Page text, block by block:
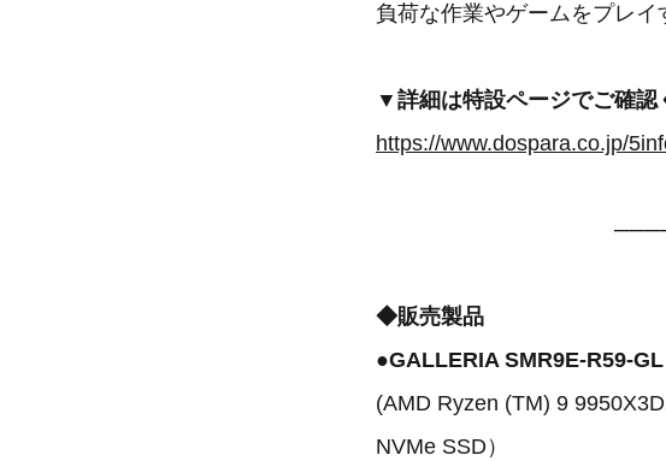
負荷な作業やゲームをプレイ
▼詳細は特設ページでご確認
https://www.dospara.co.jp/
◆販売製品
●GALLERIA SMR9E-R59-
(AMD Ryzen (TM) 9
NVMe SSD）